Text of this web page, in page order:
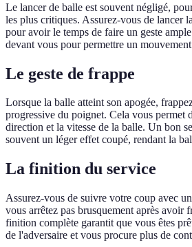
Le lancer de balle est souvent négligé,
les plus critiques. Assurez-vous de lancer
pour avoir le temps de faire un geste
devant vous pour permettre un
Le geste de frappe
Lorsque la balle atteint son apogée,
progressive du poignet. Cela vous permet
direction et la vitesse de la balle. Un bon
souvent un léger effet coupé, rendant la
La finition du service
Assurez-vous de suivre votre coup avec
vous arrêtez pas brusquement après avoir
finition complète garantit que vous êtes
de l'adversaire et vous procure plus de